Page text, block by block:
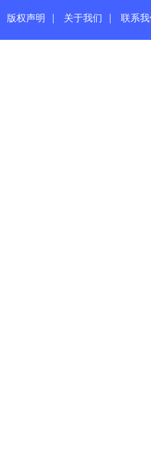
版权声明 | 关于我们 | 联系我